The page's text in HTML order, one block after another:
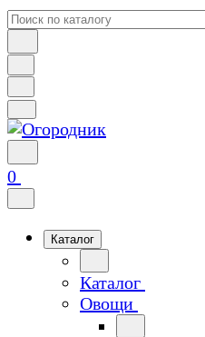
0
Каталог
Каталог
Овощи